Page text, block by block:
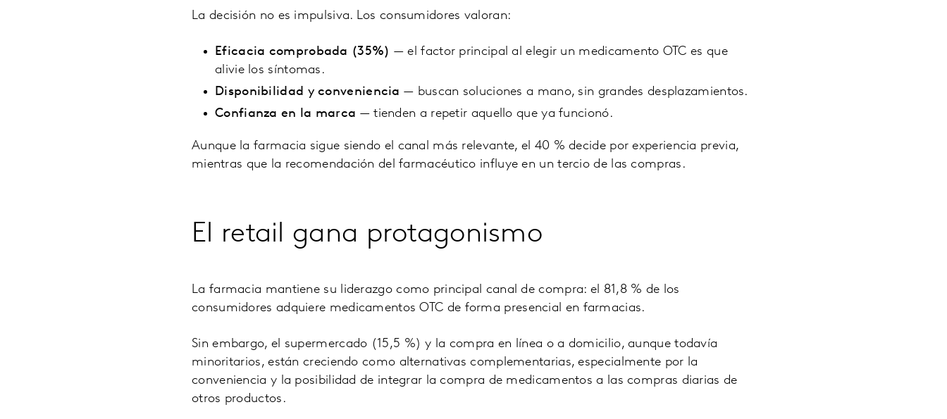
La decisión no es impulsiva. Los consumidores valoran:
Eficacia comprobada (35%) — el factor principal al elegir un medicamento OTC es que
alivie los síntomas.
Disponibilidad y conveniencia — buscan soluciones a mano, sin grandes desplazamientos.
Confianza en la marca — tienden a repetir aquello que ya funcionó.
Aunque la farmacia sigue siendo el canal más relevante, el 40 % decide por experiencia previa,
mientras que la recomendación del farmacéutico influye en un tercio de las compras.
El retail gana protagonismo
La farmacia mantiene su liderazgo como principal canal de compra: el 81,8 % de los
consumidores adquiere medicamentos OTC de forma presencial en farmacias.
Sin embargo, el supermercado (15,5 %) y la compra en línea o a domicilio, aunque todavía
minoritarios, están creciendo como alternativas complementarias, especialmente por la
conveniencia y la posibilidad de integrar la compra de medicamentos a las compras diarias de
otros productos.